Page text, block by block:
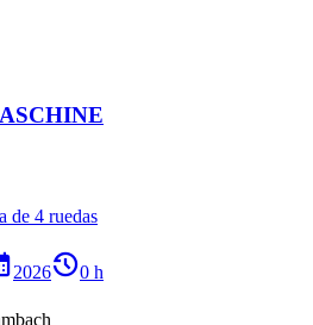
de 4 ruedas
2026history_20 h